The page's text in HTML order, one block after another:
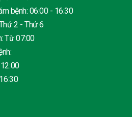
06:00 - 16:30
2 - Thứ 6
Từ 07:00